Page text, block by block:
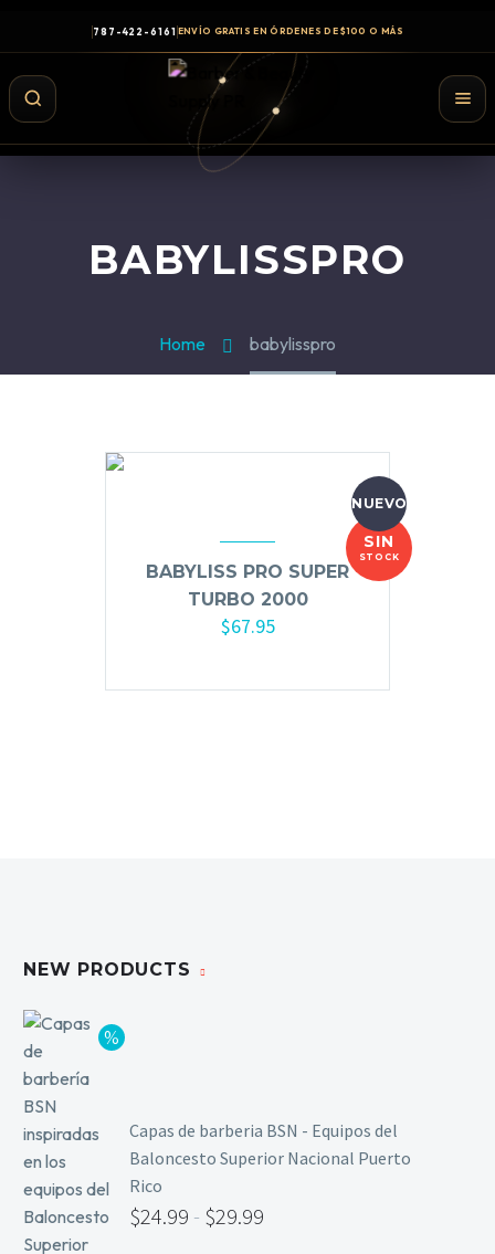
787-422-6161 ENVÍO GRATIS EN ÓRDENES DE $100 O MÁS
Fortalecimiento
Ceras, Gels, Spray y Mousse
Peines, Cepillos y Capas
Blowers
Otros
Nail Drills
Monómeros
BABYLISSPRO
Home babylisspro
NUEVO
SIN
STOCK
BABYLISS PRO SUPER
TURBO 2000
$67.95
NEW PRODUCTS
Capas de barberia BSN - Equipos del
Baloncesto Superior Nacional Puerto
Rico
$24.99 - $29.99